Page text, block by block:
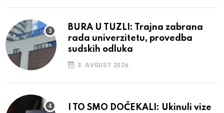
BURA U TUZLI: Trajna zabrana
rada univerzitetu, provedba
sudskih odluka
3. AVGUST 2026.
I TO SMO DOČEKALI: Ukinuli vize